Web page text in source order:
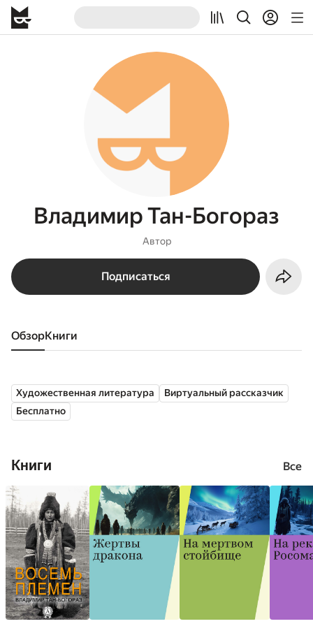
Владимир Тан-Богораз
Автор
Подписаться
Обзор книги
Художественная литература
Виртуальный рассказчик
Бесплатно
Книги Все